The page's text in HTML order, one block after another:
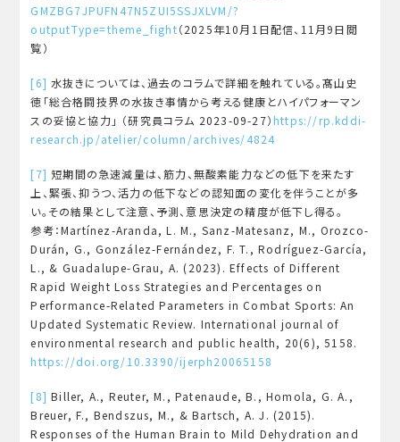
GMZBG7JPUFN47N5ZUI5SSJXLVM/?
outputType=theme_fight（2025年10月1日配信、11月9日閲
覧）
[6] 水抜きについては、過去のコラムで詳細を触れている。髙山史
徳「総合格闘技界の水抜き事情から考える健康とハイパフォーマン
スの妥協と協力」 （研究員コラム 2023-09-27）https://rp.kddi-
research.jp/atelier/column/archives/4824
[7] 短期間の急速減量は、筋力、無酸素能力などの低下を来たす
上、緊張、抑うつ、活力の低下などの認知面の変化を伴うことが多
い。その結果として注意、予測、意思決定の精度が低下し得る。
参考：Martínez-Aranda, L. M., Sanz-Matesanz, M., Orozco-
Durán, G., González-Fernández, F. T., Rodríguez-García,
L., & Guadalupe-Grau, A. (2023). Effects of Different
Rapid Weight Loss Strategies and Percentages on
Performance-Related Parameters in Combat Sports: An
Updated Systematic Review. International journal of
environmental research and public health, 20(6), 5158.
https://doi.org/10.3390/ijerph20065158
[8] Biller, A., Reuter, M., Patenaude, B., Homola, G. A.,
Breuer, F., Bendszus, M., & Bartsch, A. J. (2015).
Responses of the Human Brain to Mild Dehydration and